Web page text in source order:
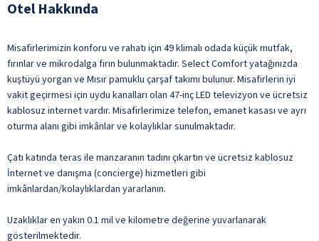
Otel Hakkında
Misafirlerimizin konforu ve rahatı için 49 klimalı odada küçük mutfak,
fırınlar ve mikrodalga fırın bulunmaktadır. Select Comfort yatağınızda
kuştüyü yorgan ve Mısır pamuklu çarşaf takımı bulunur. Misafirlerin iyi
vakit geçirmesi için uydu kanalları olan 47-inç LED televizyon ve ücretsiz
kablosuz internet vardır. Misafirlerimize telefon, emanet kasası ve ayrı
oturma alanı gibi imkânlar ve kolaylıklar sunulmaktadır.
Çatı katında teras ile manzaranın tadını çıkartın ve ücretsiz kablosuz
İnternet ve danışma (concierge) hizmetleri gibi
imkânlardan/kolaylıklardan yararlanın.
Uzaklıklar en yakın 0.1 mil ve kilometre değerine yuvarlanarak
gösterilmektedir.